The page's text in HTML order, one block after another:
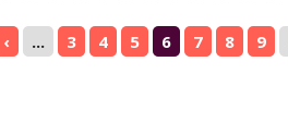
‹ ... 3 4 5 6 7 8 9